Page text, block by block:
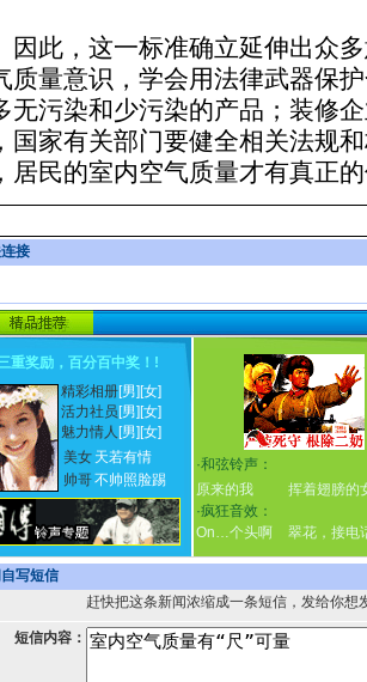
，这一标准确立延伸出众多
质量意识，学会用法律武器保
无污染和少污染的产品；装修
国家有关部门要健全相关法规
居民的室内空气质量才有真正
接
重奖励，百分百中奖！ !
精彩相册[男] [女]
活力社员 [男] [女]
魅力情人 [男] [女]
美女 天若有情
帅哥不帅照脸踢
·和弦铃声：
原来的我
挥着翅膀的
·疯狂音效：
On…个头啊
翠花，接
写短信
赶快把这条新闻浓缩成一条短信，发给你想
短信内容：